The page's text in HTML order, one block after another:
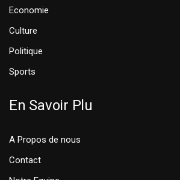
Economie
Culture
Politique
Sports
En Savoir Plu
A Propos de nous
Contact